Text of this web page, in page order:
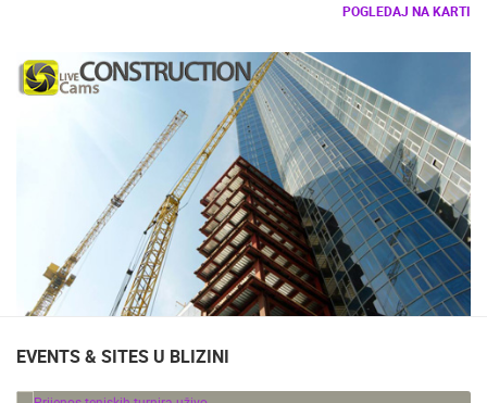
POGLEDAJ NA KARTI
EVENTS & SITES U BLIZINI